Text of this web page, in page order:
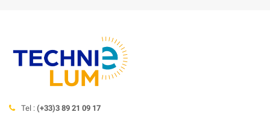
Tel : (+33)3 89 21 09 17